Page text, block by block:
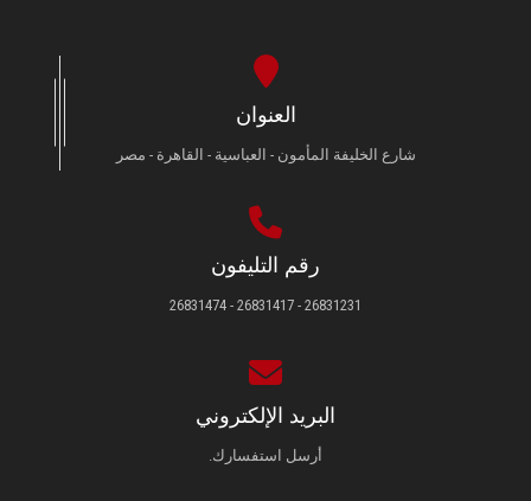
العنوان
شارع الخليفة المأمون - العباسية - القاهرة - مصر
رقم التليفون
26831231 - 26831417 - 26831474
البريد الإلكتروني
أرسل استفسارك.